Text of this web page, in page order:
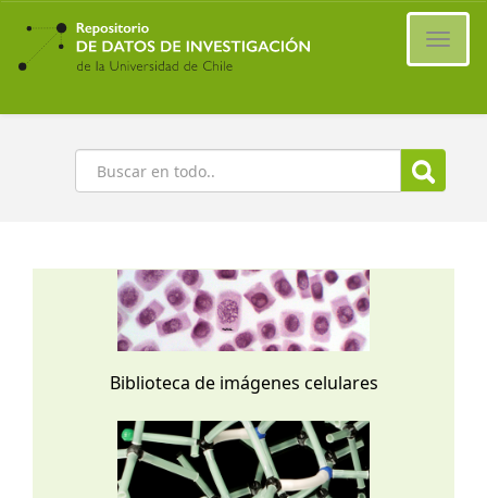
Ir
contenido
principal
Buscar
Biblioteca de imágenes celulares